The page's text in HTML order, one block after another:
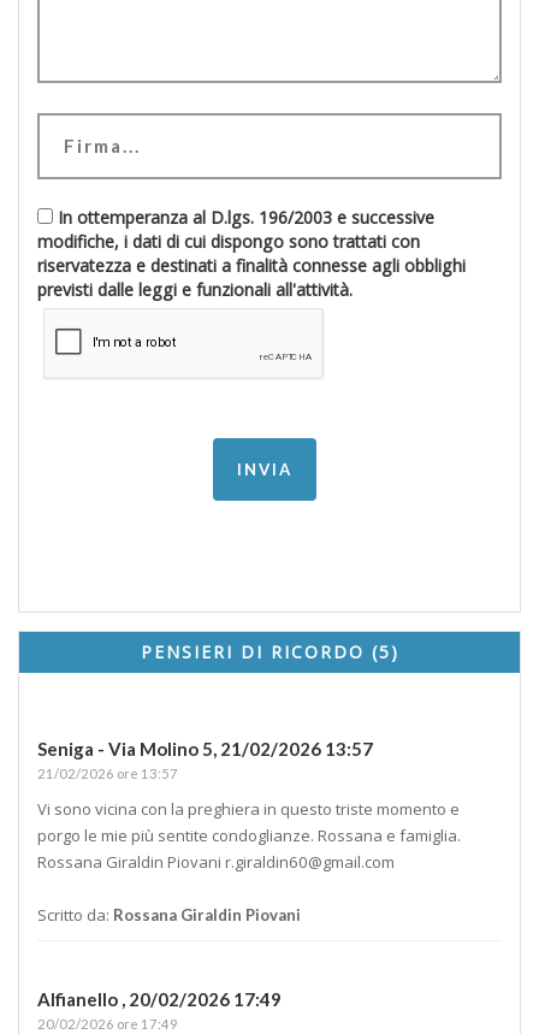
In ottemperanza al D.lgs. 196/2003 e successive
modifiche, i dati di cui dispongo sono trattati con
riservatezza e destinati a finalità connesse agli obblighi
previsti dalle leggi e funzionali all'attività.
PENSIERI DI RICORDO (5)
Seniga - Via Molino 5, 21/02/2026 13:57
21/02/2026 ore 13:57
Vi sono vicina con la preghiera in questo triste momento e
porgo le mie più sentite condoglianze. Rossana e famiglia.
Rossana Giraldin Piovani r.giraldin60@gmail.com
Scritto da: Rossana Giraldin Piovani
Alfianello , 20/02/2026 17:49
20/02/2026 ore 17:49